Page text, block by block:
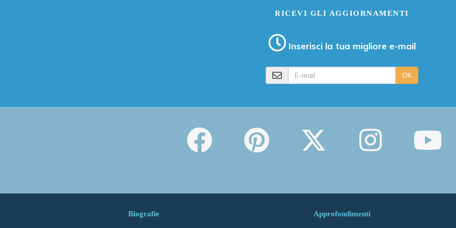
RICEVI GLI AGGIORNAMENTI
Inserisci la tua migliore e-mail
OK
Biografie Approfondimenti